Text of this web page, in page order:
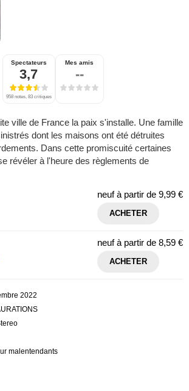
Spectateurs
3,7
958 notes, 83 critiques
Mes amis
--
ville de France la paix s'installe. Une famille
dont les maisons ont été détruites
Dans cette promiscuité certaines
révéler à l'heure des règlements de
neuf à partir de 9,99 €
ACHETER
neuf à partir de 8,59 €
ACHETER
2022
malentendants